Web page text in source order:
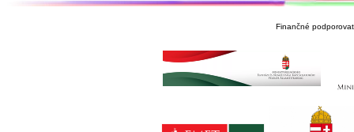
Finančné